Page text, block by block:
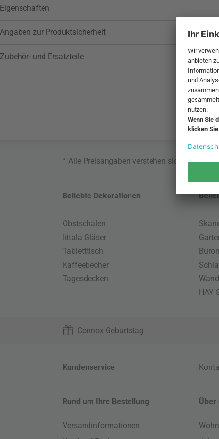
Eigenschaften
Angaben zur Produktsicherheit
Zubehör- und Ersatzteile
* Alle Preisangaben verstehen sich
Beliebte Dekorationen
Obstschalen
Iittala Gläser
Tabletttisch
Kaffeebecher
Tagesdecken
HAY
Connox Geburtstag
Kundenservice
Rund um Ihre Bestellung
Versandinformationen
Über